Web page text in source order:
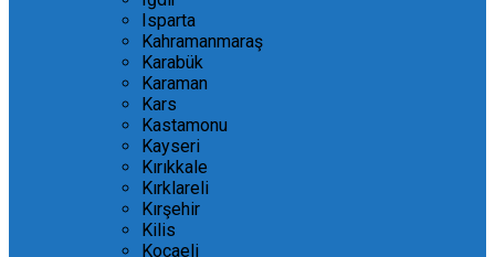
Isparta
Kahramanmaraş
Karabük
Karaman
Kars
Kastamonu
Kayseri
Kırıkkale
Kırklareli
Kırşehir
Kilis
Kocaeli